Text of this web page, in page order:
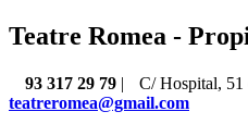
Teatre Romea -
93 317 29 79 |
C/ Hospital, 51
teatreromea@gmail.com